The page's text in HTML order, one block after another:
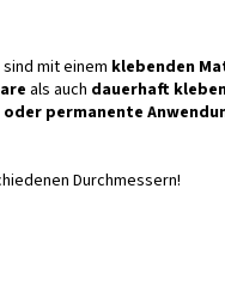
r
L
i
s
e
sind mit einem klebenden
als auch dauerhaft
permanente
Durchmessern!